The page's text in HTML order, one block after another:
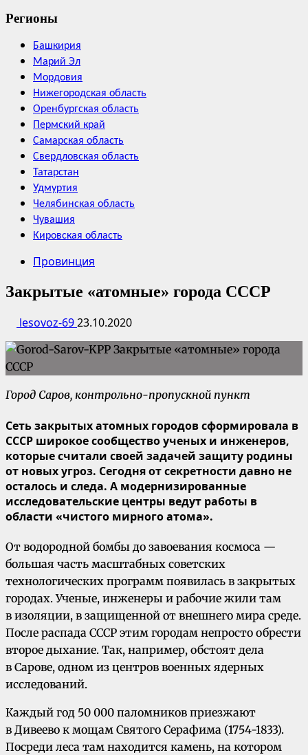
Регионы
Башкирия
Марий Эл
Мордовия
Нижегородская область
Оренбургская область
Пермский край
Самарская область
Свердловская область
Татарстан
Удмуртия
Челябинская область
Чувашия
Кировская область
Провинция
Закрытые «атомные» города СССР
lesovoz-6923.10.2020
Город Саров, контрольно-пропускной пункт
Сеть закрытых атомных городов сформировала в
СССР широкое сообщество ученых и инженеров,
которые считали своей задачей защиту родины
от новых угроз. Сегодня от секретности давно не
осталось и следа. А модернизированные
исследовательские центры ведут работы в
области «чистого мирного атома».
От водородной бомбы до завоевания космоса —
большая часть масштабных советских
технологических программ появилась в закрытых
городах. Ученые, инженеры и рабочие жили там
в изоляции, в защищенной от внешнего мира среде.
После распада СССР этим городам непросто обрести
второе дыхание. Так, например, обстоят дела
в Сарове, одном из центров военных ядерных
исследований.
Каждый год 50 000 паломников приезжают
в Дивеево к мощам Святого Серафима (1754-1833).
Посреди леса там находится камень, на котором